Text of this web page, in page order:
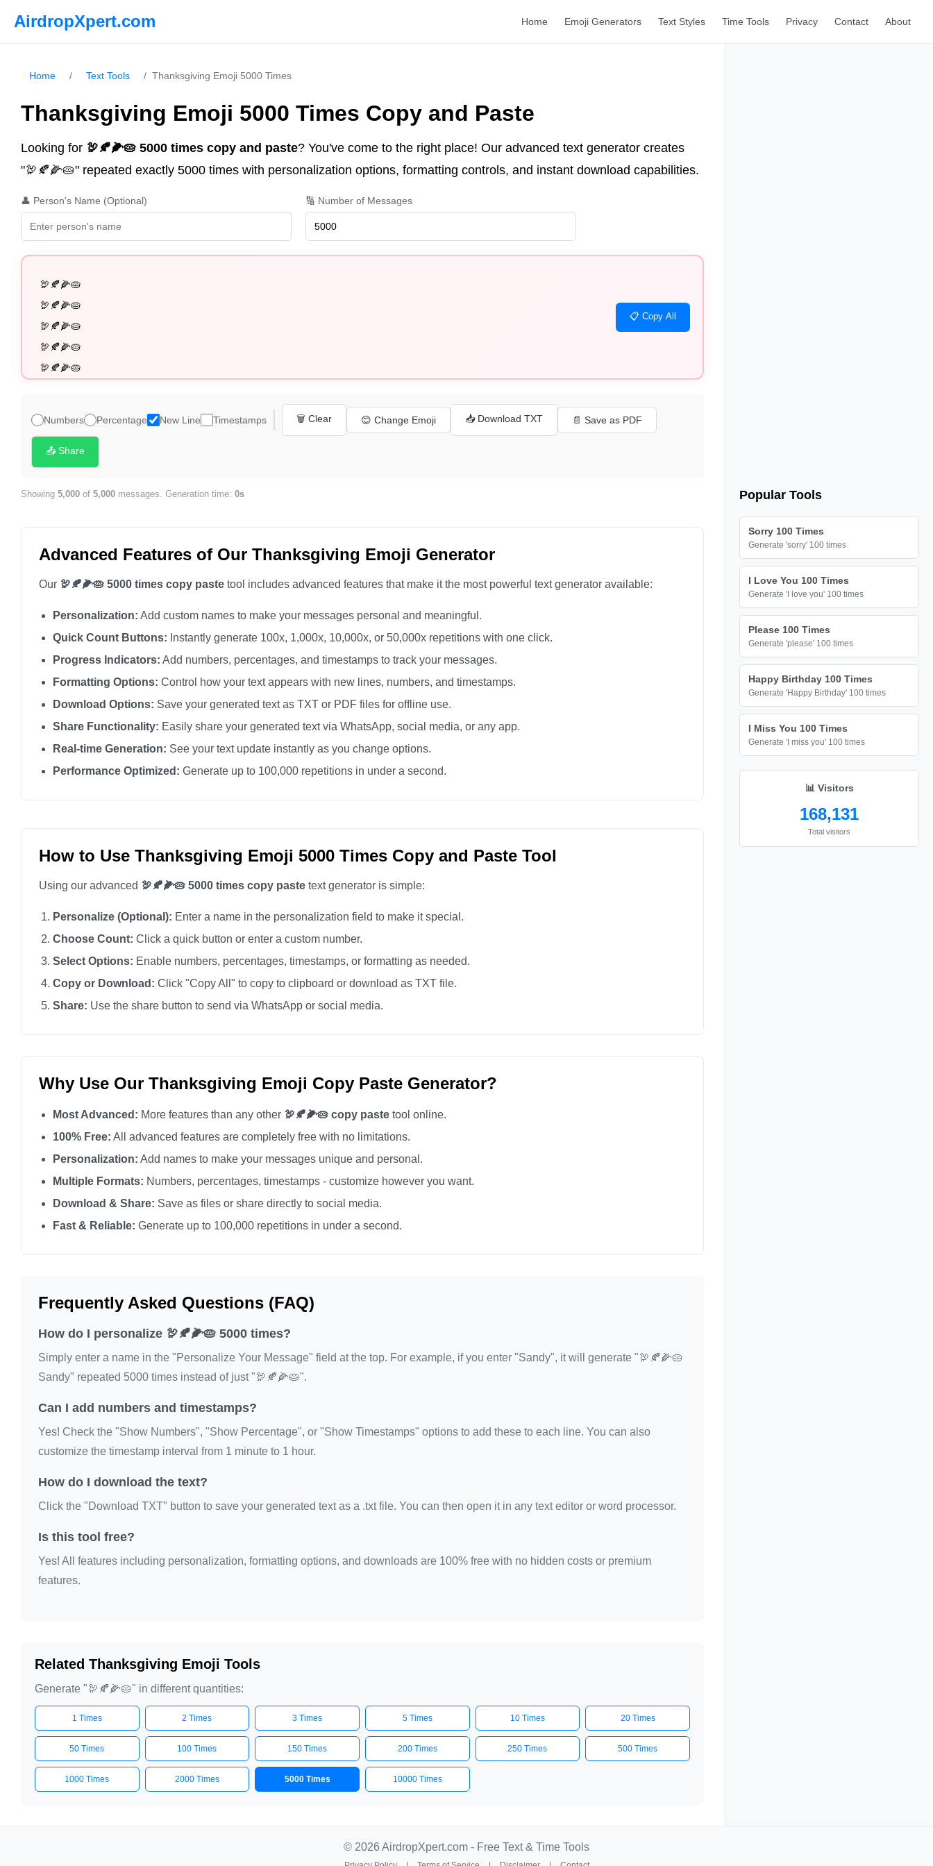
AirdropXpert.com Home Emoji Generators Text Styles Time Tools Privacy Contact About
Home / Text Tools / Thanksgiving Emoji 5000 Times
Thanksgiving Emoji 5000 Times Copy and Paste
Looking for 🦃🍂🌽🥧 5000 times copy and paste? You've come to the right place! Our advanced text generator creates
"🦃🍂🌽🥧" repeated exactly 5000 times with personalization options, formatting controls, and instant download capabilities.
👤 Person's Name (Optional) 🔢 Number of Messages
🦃🍂🌽🥧
🦃🍂🌽🥧
🦃🍂🌽🥧
🦃🍂🌽🥧
🦃🍂🌽🥧
🦃🍂🌽🥧
🦃🍂🌽🥧
🦃🍂🌽🥧
🦃🍂🌽🥧
🦃🍂🌽🥧
🦃🍂🌽🥧
🦃🍂🌽🥧
🦃🍂🌽🥧
🦃🍂🌽🥧
🦃🍂🌽🥧
🦃🍂🌽🥧
🦃🍂🌽🥧
🦃🍂🌽🥧
🦃🍂🌽🥧
🦃🍂🌽🥧
🦃🍂🌽🥧
🦃🍂🌽🥧
🦃🍂🌽🥧
🦃🍂🌽🥧
🦃🍂🌽🥧
🦃🍂🌽🥧
🦃🍂🌽🥧
🦃🍂🌽🥧
🦃🍂🌽🥧
🦃🍂🌽🥧
🦃🍂🌽🥧
🦃🍂🌽🥧
🦃🍂🌽🥧
🦃🍂🌽🥧
🦃🍂🌽🥧
🦃🍂🌽🥧
🦃🍂🌽🥧
🦃🍂🌽🥧
🦃🍂🌽🥧
🦃🍂🌽🥧
🦃🍂🌽🥧
🦃🍂🌽🥧
🦃🍂🌽🥧
🦃🍂🌽🥧
🦃🍂🌽🥧
🦃🍂🌽🥧
🦃🍂🌽🥧
🦃🍂🌽🥧
🦃🍂🌽🥧
🦃🍂🌽🥧
🦃🍂🌽🥧
🦃🍂🌽🥧
🦃🍂🌽🥧
🦃🍂🌽🥧
🦃🍂🌽🥧
🦃🍂🌽🥧
🦃🍂🌽🥧
🦃🍂🌽🥧
🦃🍂🌽🥧
🦃🍂🌽🥧
🦃🍂🌽🥧
🦃🍂🌽🥧
🦃🍂🌽🥧
🦃🍂🌽🥧
🦃🍂🌽🥧
🦃🍂🌽🥧
🦃🍂🌽🥧
🦃🍂🌽🥧
🦃🍂🌽🥧
🦃🍂🌽🥧
🦃🍂🌽🥧
🦃🍂🌽🥧
🦃🍂🌽🥧
🦃🍂🌽🥧
🦃🍂🌽🥧
🦃🍂🌽🥧
🦃🍂🌽🥧
🦃🍂🌽🥧
🦃🍂🌽🥧
🦃🍂🌽🥧
🦃🍂🌽🥧
🦃🍂🌽🥧
🦃🍂🌽🥧
🦃🍂🌽🥧
🦃🍂🌽🥧
🦃🍂🌽🥧
🦃🍂🌽🥧
🦃🍂🌽🥧
🦃🍂🌽🥧
🦃🍂🌽🥧
🦃🍂🌽🥧
🦃🍂🌽🥧
🦃🍂🌽🥧
🦃🍂🌽🥧
🦃🍂🌽🥧
🦃🍂🌽🥧
🦃🍂🌽🥧
🦃🍂🌽🥧
🦃🍂🌽🥧
🦃🍂🌽🥧
🦃🍂🌽🥧
🦃🍂🌽🥧
🦃🍂🌽🥧
🦃🍂🌽🥧
🦃🍂🌽🥧
🦃🍂🌽🥧
🦃🍂🌽🥧
🦃🍂🌽🥧
🦃🍂🌽🥧
🦃🍂🌽🥧
🦃🍂🌽🥧
🦃🍂🌽🥧
🦃🍂🌽🥧
🦃🍂🌽🥧
🦃🍂🌽🥧
🦃🍂🌽🥧
🦃🍂🌽🥧
🦃🍂🌽🥧
🦃🍂🌽🥧
🦃🍂🌽🥧
🦃🍂🌽🥧
🦃🍂🌽🥧
🦃🍂🌽🥧
🦃🍂🌽🥧
🦃🍂🌽🥧
🦃🍂🌽🥧
🦃🍂🌽🥧
🦃🍂🌽🥧
🦃🍂🌽🥧
🦃🍂🌽🥧
🦃🍂🌽🥧
🦃🍂🌽🥧
🦃🍂🌽🥧
🦃🍂🌽🥧
🦃🍂🌽🥧
🦃🍂🌽🥧
🦃🍂🌽🥧
🦃🍂🌽🥧
🦃🍂🌽🥧
🦃🍂🌽🥧
🦃🍂🌽🥧
🦃🍂🌽🥧
🦃🍂🌽🥧
🦃🍂🌽🥧
🦃🍂🌽🥧
🦃🍂🌽🥧
🦃🍂🌽🥧
🦃🍂🌽🥧
🦃🍂🌽🥧
🦃🍂🌽🥧
🦃🍂🌽🥧
🦃🍂🌽🥧
🦃🍂🌽🥧
🦃🍂🌽🥧
🦃🍂🌽🥧
🦃🍂🌽🥧
🦃🍂🌽🥧
🦃🍂🌽🥧
🦃🍂🌽🥧
🦃🍂🌽🥧
🦃🍂🌽🥧
🦃🍂🌽🥧
🦃🍂🌽🥧
🦃🍂🌽🥧
🦃🍂🌽🥧
🦃🍂🌽🥧
🦃🍂🌽🥧
🦃🍂🌽🥧
🦃🍂🌽🥧
🦃🍂🌽🥧
🦃🍂🌽🥧
🦃🍂🌽🥧
🦃🍂🌽🥧
🦃🍂🌽🥧
🦃🍂🌽🥧
🦃🍂🌽🥧
🦃🍂🌽🥧
🦃🍂🌽🥧
🦃🍂🌽🥧
🦃🍂🌽🥧
🦃🍂🌽🥧
🦃🍂🌽🥧
🦃🍂🌽🥧
🦃🍂🌽🥧
🦃🍂🌽🥧
🦃🍂🌽🥧
🦃🍂🌽🥧
🦃🍂🌽🥧
🦃🍂🌽🥧
🦃🍂🌽🥧
🦃🍂🌽🥧
🦃🍂🌽🥧
🦃🍂🌽🥧
🦃🍂🌽🥧
🦃🍂🌽🥧
🦃🍂🌽🥧
🦃🍂🌽🥧
🦃🍂🌽🥧
🦃🍂🌽🥧
🦃🍂🌽🥧
🦃🍂🌽🥧
🦃🍂🌽🥧
🦃🍂🌽🥧
🦃🍂🌽🥧
🦃🍂🌽🥧
🦃🍂🌽🥧
🦃🍂🌽🥧
🦃🍂🌽🥧
🦃🍂🌽🥧
🦃🍂🌽🥧
🦃🍂🌽🥧
🦃🍂🌽🥧
🦃🍂🌽🥧
🦃🍂🌽🥧
🦃🍂🌽🥧
🦃🍂🌽🥧
🦃🍂🌽🥧
🦃🍂🌽🥧
🦃🍂🌽🥧
🦃🍂🌽🥧
🦃🍂🌽🥧
🦃🍂🌽🥧
🦃🍂🌽🥧
🦃🍂🌽🥧
🦃🍂🌽🥧
🦃🍂🌽🥧
🦃🍂🌽🥧
🦃🍂🌽🥧
🦃🍂🌽🥧
🦃🍂🌽🥧
🦃🍂🌽🥧
🦃🍂🌽🥧
🦃🍂🌽🥧
🦃🍂🌽🥧
🦃🍂🌽🥧
🦃🍂🌽🥧
🦃🍂🌽🥧
🦃🍂🌽🥧
🦃🍂🌽🥧
🦃🍂🌽🥧
🦃🍂🌽🥧
🦃🍂🌽🥧
🦃🍂🌽🥧
🦃🍂🌽🥧
🦃🍂🌽🥧
🦃🍂🌽🥧
🦃🍂🌽🥧
🦃🍂🌽🥧
🦃🍂🌽🥧
🦃🍂🌽🥧
🦃🍂🌽🥧
🦃🍂🌽🥧
🦃🍂🌽🥧
🦃🍂🌽🥧
🦃🍂🌽🥧
🦃🍂🌽🥧
🦃🍂🌽🥧
🦃🍂🌽🥧
🦃🍂🌽🥧
🦃🍂🌽🥧
🦃🍂🌽🥧
🦃🍂🌽🥧
🦃🍂🌽🥧
🦃🍂🌽🥧
🦃🍂🌽🥧
🦃🍂🌽🥧
🦃🍂🌽🥧
🦃🍂🌽🥧
🦃🍂🌽🥧
🦃🍂🌽🥧
🦃🍂🌽🥧
🦃🍂🌽🥧
🦃🍂🌽🥧
🦃🍂🌽🥧
🦃🍂🌽🥧
🦃🍂🌽🥧
🦃🍂🌽🥧
🦃🍂🌽🥧
🦃🍂🌽🥧
🦃🍂🌽🥧
🦃🍂🌽🥧
🦃🍂🌽🥧
🦃🍂🌽🥧
🦃🍂🌽🥧
🦃🍂🌽🥧
🦃🍂🌽🥧
🦃🍂🌽🥧
🦃🍂🌽🥧
🦃🍂🌽🥧
🦃🍂🌽🥧
🦃🍂🌽🥧
🦃🍂🌽🥧
🦃🍂🌽🥧
🦃🍂🌽🥧
🦃🍂🌽🥧
🦃🍂🌽🥧
🦃🍂🌽🥧
🦃🍂🌽🥧
🦃🍂🌽🥧
🦃🍂🌽🥧
🦃🍂🌽🥧
🦃🍂🌽🥧
🦃🍂🌽🥧
🦃🍂🌽🥧
🦃🍂🌽🥧
🦃🍂🌽🥧
🦃🍂🌽🥧
🦃🍂🌽🥧
🦃🍂🌽🥧
🦃🍂🌽🥧
🦃🍂🌽🥧
🦃🍂🌽🥧
🦃🍂🌽🥧
🦃🍂🌽🥧
🦃🍂🌽🥧
🦃🍂🌽🥧
🦃🍂🌽🥧
🦃🍂🌽🥧
🦃🍂🌽🥧
🦃🍂🌽🥧
🦃🍂🌽🥧
🦃🍂🌽🥧
🦃🍂🌽🥧
🦃🍂🌽🥧
🦃🍂🌽🥧
🦃🍂🌽🥧
🦃🍂🌽🥧
🦃🍂🌽🥧
🦃🍂🌽🥧
🦃🍂🌽🥧
🦃🍂🌽🥧
🦃🍂🌽🥧
🦃🍂🌽🥧
🦃🍂🌽🥧
🦃🍂🌽🥧
🦃🍂🌽🥧
🦃🍂🌽🥧
🦃🍂🌽🥧
🦃🍂🌽🥧
🦃🍂🌽🥧
🦃🍂🌽🥧
🦃🍂🌽🥧
🦃🍂🌽🥧
🦃🍂🌽🥧
🦃🍂🌽🥧
🦃🍂🌽🥧
🦃🍂🌽🥧
🦃🍂🌽🥧
🦃🍂🌽🥧
🦃🍂🌽🥧
🦃🍂🌽🥧
🦃🍂🌽🥧
🦃🍂🌽🥧
🦃🍂🌽🥧
🦃🍂🌽🥧
🦃🍂🌽🥧
🦃🍂🌽🥧
🦃🍂🌽🥧
🦃🍂🌽🥧
🦃🍂🌽🥧
🦃🍂🌽🥧
🦃🍂🌽🥧
🦃🍂🌽🥧
🦃🍂🌽🥧
🦃🍂🌽🥧
🦃🍂🌽🥧
🦃🍂🌽🥧
🦃🍂🌽🥧
🦃🍂🌽🥧
🦃🍂🌽🥧
🦃🍂🌽🥧
🦃🍂🌽🥧
🦃🍂🌽🥧
🦃🍂🌽🥧
🦃🍂🌽🥧
🦃🍂🌽🥧
🦃🍂🌽🥧
🦃🍂🌽🥧
🦃🍂🌽🥧
🦃🍂🌽🥧
🦃🍂🌽🥧
🦃🍂🌽🥧
🦃🍂🌽🥧
🦃🍂🌽🥧
🦃🍂🌽🥧
🦃🍂🌽🥧
🦃🍂🌽🥧
🦃🍂🌽🥧
🦃🍂🌽🥧
🦃🍂🌽🥧
🦃🍂🌽🥧
🦃🍂🌽🥧
🦃🍂🌽🥧
🦃🍂🌽🥧
🦃🍂🌽🥧
🦃🍂🌽🥧
🦃🍂🌽🥧
🦃🍂🌽🥧
🦃🍂🌽🥧
🦃🍂🌽🥧
🦃🍂🌽🥧
🦃🍂🌽🥧
🦃🍂🌽🥧
🦃🍂🌽🥧
🦃🍂🌽🥧
🦃🍂🌽🥧
🦃🍂🌽🥧
🦃🍂🌽🥧
🦃🍂🌽🥧
🦃🍂🌽🥧
🦃🍂🌽🥧
🦃🍂🌽🥧
🦃🍂🌽🥧
🦃🍂🌽🥧
🦃🍂🌽🥧
🦃🍂🌽🥧
🦃🍂🌽🥧
🦃🍂🌽🥧
🦃🍂🌽🥧
🦃🍂🌽🥧
🦃🍂🌽🥧
🦃🍂🌽🥧
🦃🍂🌽🥧
🦃🍂🌽🥧
🦃🍂🌽🥧
🦃🍂🌽🥧
🦃🍂🌽🥧
🦃🍂🌽🥧
🦃🍂🌽🥧
🦃🍂🌽🥧
🦃🍂🌽🥧
🦃🍂🌽🥧
🦃🍂🌽🥧
🦃🍂🌽🥧
🦃🍂🌽🥧
🦃🍂🌽🥧
🦃🍂🌽🥧
🦃🍂🌽🥧
🦃🍂🌽🥧
🦃🍂🌽🥧
🦃🍂🌽🥧
🦃🍂🌽🥧
🦃🍂🌽🥧
🦃🍂🌽🥧
🦃🍂🌽🥧
🦃🍂🌽🥧
🦃🍂🌽🥧
🦃🍂🌽🥧
🦃🍂🌽🥧
🦃🍂🌽🥧
🦃🍂🌽🥧
🦃🍂🌽🥧
🦃🍂🌽🥧
🦃🍂🌽🥧
🦃🍂🌽🥧
🦃🍂🌽🥧
🦃🍂🌽🥧
🦃🍂🌽🥧
🦃🍂🌽🥧
🦃🍂🌽🥧
🦃🍂🌽🥧
🦃🍂🌽🥧
🦃🍂🌽🥧
🦃🍂🌽🥧
🦃🍂🌽🥧
🦃🍂🌽🥧
🦃🍂🌽🥧
🦃🍂🌽🥧
🦃🍂🌽🥧
🦃🍂🌽🥧
🦃🍂🌽🥧
🦃🍂🌽🥧
🦃🍂🌽🥧
🦃🍂🌽🥧
🦃🍂🌽🥧
🦃🍂🌽🥧
🦃🍂🌽🥧
🦃🍂🌽🥧
🦃🍂🌽🥧
🦃🍂🌽🥧
🦃🍂🌽🥧
🦃🍂🌽🥧
🦃🍂🌽🥧
🦃🍂🌽🥧
🦃🍂🌽🥧
🦃🍂🌽🥧
🦃🍂🌽🥧
🦃🍂🌽🥧
🦃🍂🌽🥧
🦃🍂🌽🥧
🦃🍂🌽🥧
🦃🍂🌽🥧
🦃🍂🌽🥧
🦃🍂🌽🥧
🦃🍂🌽🥧
🦃🍂🌽🥧
🦃🍂🌽🥧
🦃🍂🌽🥧
🦃🍂🌽🥧
🦃🍂🌽🥧
🦃🍂🌽🥧
🦃🍂🌽🥧
🦃🍂🌽🥧
🦃🍂🌽🥧
🦃🍂🌽🥧
🦃🍂🌽🥧
🦃🍂🌽🥧
🦃🍂🌽🥧
🦃🍂🌽🥧
🦃🍂🌽🥧
🦃🍂🌽🥧
🦃🍂🌽🥧
🦃🍂🌽🥧
🦃🍂🌽🥧
🦃🍂🌽🥧
🦃🍂🌽🥧
🦃🍂🌽🥧
🦃🍂🌽🥧
🦃🍂🌽🥧
🦃🍂🌽🥧
🦃🍂🌽🥧
🦃🍂🌽🥧
🦃🍂🌽🥧
🦃🍂🌽🥧
🦃🍂🌽🥧
🦃🍂🌽🥧
🦃🍂🌽🥧
🦃🍂🌽🥧
🦃🍂🌽🥧
🦃🍂🌽🥧
🦃🍂🌽🥧
🦃🍂🌽🥧
🦃🍂🌽🥧
🦃🍂🌽🥧
🦃🍂🌽🥧
🦃🍂🌽🥧
🦃🍂🌽🥧
🦃🍂🌽🥧
🦃🍂🌽🥧
🦃🍂🌽🥧
🦃🍂🌽🥧
🦃🍂🌽🥧
🦃🍂🌽🥧
🦃🍂🌽🥧
🦃🍂🌽🥧
🦃🍂🌽🥧
🦃🍂🌽🥧
🦃🍂🌽🥧
🦃🍂🌽🥧
🦃🍂🌽🥧
🦃🍂🌽🥧
🦃🍂🌽🥧
🦃🍂🌽🥧
🦃🍂🌽🥧
🦃🍂🌽🥧
🦃🍂🌽🥧
🦃🍂🌽🥧
🦃🍂🌽🥧
🦃🍂🌽🥧
🦃🍂🌽🥧
🦃🍂🌽🥧
🦃🍂🌽🥧
🦃🍂🌽🥧
🦃🍂🌽🥧
🦃🍂🌽🥧
🦃🍂🌽🥧
🦃🍂🌽🥧
🦃🍂🌽🥧
🦃🍂🌽🥧
🦃🍂🌽🥧
🦃🍂🌽🥧
🦃🍂🌽🥧
🦃🍂🌽🥧
🦃🍂🌽🥧
🦃🍂🌽🥧
🦃🍂🌽🥧
🦃🍂🌽🥧
🦃🍂🌽🥧
🦃🍂🌽🥧
🦃🍂🌽🥧
🦃🍂🌽🥧
🦃🍂🌽🥧
🦃🍂🌽🥧
🦃🍂🌽🥧
🦃🍂🌽🥧
🦃🍂🌽🥧
🦃🍂🌽🥧
🦃🍂🌽🥧
🦃🍂🌽🥧
🦃🍂🌽🥧
🦃🍂🌽🥧
🦃🍂🌽🥧
🦃🍂🌽🥧
🦃🍂🌽🥧
🦃🍂🌽🥧
🦃🍂🌽🥧
🦃🍂🌽🥧
🦃🍂🌽🥧
🦃🍂🌽🥧
🦃🍂🌽🥧
🦃🍂🌽🥧
🦃🍂🌽🥧
🦃🍂🌽🥧
🦃🍂🌽🥧
🦃🍂🌽🥧
🦃🍂🌽🥧
🦃🍂🌽🥧
🦃🍂🌽🥧
🦃🍂🌽🥧
🦃🍂🌽🥧
🦃🍂🌽🥧
🦃🍂🌽🥧
🦃🍂🌽🥧
🦃🍂🌽🥧
🦃🍂🌽🥧
🦃🍂🌽🥧
🦃🍂🌽🥧
🦃🍂🌽🥧
🦃🍂🌽🥧
🦃🍂🌽🥧
🦃🍂🌽🥧
🦃🍂🌽🥧
🦃🍂🌽🥧
🦃🍂🌽🥧
🦃🍂🌽🥧
🦃🍂🌽🥧
🦃🍂🌽🥧
🦃🍂🌽🥧
🦃🍂🌽🥧
🦃🍂🌽🥧
🦃🍂🌽🥧
🦃🍂🌽🥧
🦃🍂🌽🥧
🦃🍂🌽🥧
🦃🍂🌽🥧
🦃🍂🌽🥧
🦃🍂🌽🥧
🦃🍂🌽🥧
🦃🍂🌽🥧
🦃🍂🌽🥧
🦃🍂🌽🥧
🦃🍂🌽🥧
🦃🍂🌽🥧
🦃🍂🌽🥧
🦃🍂🌽🥧
🦃🍂🌽🥧
🦃🍂🌽🥧
🦃🍂🌽🥧
🦃🍂🌽🥧
🦃🍂🌽🥧
🦃🍂🌽🥧
🦃🍂🌽🥧
🦃🍂🌽🥧
🦃🍂🌽🥧
🦃🍂🌽🥧
🦃🍂🌽🥧
🦃🍂🌽🥧
🦃🍂🌽🥧
🦃🍂🌽🥧
🦃🍂🌽🥧
🦃🍂🌽🥧
🦃🍂🌽🥧
🦃🍂🌽🥧
🦃🍂🌽🥧
🦃🍂🌽🥧
🦃🍂🌽🥧
🦃🍂🌽🥧
🦃🍂🌽🥧
🦃🍂🌽🥧
🦃🍂🌽🥧
🦃🍂🌽🥧
🦃🍂🌽🥧
🦃🍂🌽🥧
🦃🍂🌽🥧
🦃🍂🌽🥧
🦃🍂🌽🥧
🦃🍂🌽🥧
🦃🍂🌽🥧
🦃🍂🌽🥧
🦃🍂🌽🥧
🦃🍂🌽🥧
🦃🍂🌽🥧
🦃🍂🌽🥧
🦃🍂🌽🥧
🦃🍂🌽🥧
🦃🍂🌽🥧
🦃🍂🌽🥧
🦃🍂🌽🥧
🦃🍂🌽🥧
🦃🍂🌽🥧
🦃🍂🌽🥧
🦃🍂🌽🥧
🦃🍂🌽🥧
🦃🍂🌽🥧
🦃🍂🌽🥧
🦃🍂🌽🥧
🦃🍂🌽🥧
🦃🍂🌽🥧
🦃🍂🌽🥧
🦃🍂🌽🥧
🦃🍂🌽🥧
🦃🍂🌽🥧
🦃🍂🌽🥧
🦃🍂🌽🥧
🦃🍂🌽🥧
🦃🍂🌽🥧
🦃🍂🌽🥧
🦃🍂🌽🥧
🦃🍂🌽🥧
🦃🍂🌽🥧
🦃🍂🌽🥧
🦃🍂🌽🥧
🦃🍂🌽🥧
🦃🍂🌽🥧
🦃🍂🌽🥧
🦃🍂🌽🥧
🦃🍂🌽🥧
🦃🍂🌽🥧
🦃🍂🌽🥧
🦃🍂🌽🥧
🦃🍂🌽🥧
🦃🍂🌽🥧
🦃🍂🌽🥧
🦃🍂🌽🥧
🦃🍂🌽🥧
🦃🍂🌽🥧
🦃🍂🌽🥧
🦃🍂🌽🥧
🦃🍂🌽🥧
🦃🍂🌽🥧
🦃🍂🌽🥧
🦃🍂🌽🥧
🦃🍂🌽🥧
🦃🍂🌽🥧
🦃🍂🌽🥧
🦃🍂🌽🥧
🦃🍂🌽🥧
🦃🍂🌽🥧
🦃🍂🌽🥧
🦃🍂🌽🥧
🦃🍂🌽🥧
🦃🍂🌽🥧
🦃🍂🌽🥧
🦃🍂🌽🥧
🦃🍂🌽🥧
🦃🍂🌽🥧
🦃🍂🌽🥧
🦃🍂🌽🥧
🦃🍂🌽🥧
🦃🍂🌽🥧
🦃🍂🌽🥧
🦃🍂🌽🥧
🦃🍂🌽🥧
🦃🍂🌽🥧
🦃🍂🌽🥧
🦃🍂🌽🥧
🦃🍂🌽🥧
🦃🍂🌽🥧
🦃🍂🌽🥧
🦃🍂🌽🥧
🦃🍂🌽🥧
🦃🍂🌽🥧
🦃🍂🌽🥧
🦃🍂🌽🥧
🦃🍂🌽🥧
🦃🍂🌽🥧
🦃🍂🌽🥧
🦃🍂🌽🥧
🦃🍂🌽🥧
🦃🍂🌽🥧
🦃🍂🌽🥧
🦃🍂🌽🥧
🦃🍂🌽🥧
🦃🍂🌽🥧
🦃🍂🌽🥧
🦃🍂🌽🥧
🦃🍂🌽🥧
🦃🍂🌽🥧
🦃🍂🌽🥧
🦃🍂🌽🥧
🦃🍂🌽🥧
🦃🍂🌽🥧
🦃🍂🌽🥧
🦃🍂🌽🥧
🦃🍂🌽🥧
🦃🍂🌽🥧
🦃🍂🌽🥧
🦃🍂🌽🥧
🦃🍂🌽🥧
🦃🍂🌽🥧
🦃🍂🌽🥧
🦃🍂🌽🥧
🦃🍂🌽🥧
🦃🍂🌽🥧
🦃🍂🌽🥧
🦃🍂🌽🥧
🦃🍂🌽🥧
🦃🍂🌽🥧
🦃🍂🌽🥧
🦃🍂🌽🥧
🦃🍂🌽🥧
🦃🍂🌽🥧
🦃🍂🌽🥧
🦃🍂🌽🥧
🦃🍂🌽🥧
🦃🍂🌽🥧
🦃🍂🌽🥧
🦃🍂🌽🥧
🦃🍂🌽🥧
🦃🍂🌽🥧
🦃🍂🌽🥧
🦃🍂🌽🥧
🦃🍂🌽🥧
🦃🍂🌽🥧
🦃🍂🌽🥧
🦃🍂🌽🥧
🦃🍂🌽🥧
🦃🍂🌽🥧
🦃🍂🌽🥧
🦃🍂🌽🥧
🦃🍂🌽🥧
🦃🍂🌽🥧
🦃🍂🌽🥧
🦃🍂🌽🥧
🦃🍂🌽🥧
🦃🍂🌽🥧
🦃🍂🌽🥧
🦃🍂🌽🥧
🦃🍂🌽🥧
🦃🍂🌽🥧
🦃🍂🌽🥧
🦃🍂🌽🥧
🦃🍂🌽🥧
🦃🍂🌽🥧
🦃🍂🌽🥧
🦃🍂🌽🥧
🦃🍂🌽🥧
🦃🍂🌽🥧
🦃🍂🌽🥧
🦃🍂🌽🥧
🦃🍂🌽🥧
🦃🍂🌽🥧
🦃🍂🌽🥧
🦃🍂🌽🥧
🦃🍂🌽🥧
🦃🍂🌽🥧
🦃🍂🌽🥧
🦃🍂🌽🥧
🦃🍂🌽🥧
🦃🍂🌽🥧
🦃🍂🌽🥧
🦃🍂🌽🥧
🦃🍂🌽🥧
🦃🍂🌽🥧
🦃🍂🌽🥧
🦃🍂🌽🥧
🦃🍂🌽🥧
🦃🍂🌽🥧
🦃🍂🌽🥧
🦃🍂🌽🥧
🦃🍂🌽🥧
🦃🍂🌽🥧
🦃🍂🌽🥧
🦃🍂🌽🥧
🦃🍂🌽🥧
🦃🍂🌽🥧
🦃🍂🌽🥧
🦃🍂🌽🥧
🦃🍂🌽🥧
🦃🍂🌽🥧
🦃🍂🌽🥧
🦃🍂🌽🥧
🦃🍂🌽🥧
🦃🍂🌽🥧
🦃🍂🌽🥧
🦃🍂🌽🥧
🦃🍂🌽🥧
🦃🍂🌽🥧
🦃🍂🌽🥧
🦃🍂🌽🥧
🦃🍂🌽🥧
🦃🍂🌽🥧
🦃🍂🌽🥧
🦃🍂🌽🥧
🦃🍂🌽🥧
🦃🍂🌽🥧
🦃🍂🌽🥧
🦃🍂🌽🥧
🦃🍂🌽🥧
🦃🍂🌽🥧
🦃🍂🌽🥧
🦃🍂🌽🥧
🦃🍂🌽🥧
🦃🍂🌽🥧
🦃🍂🌽🥧
🦃🍂🌽🥧
🦃🍂🌽🥧
🦃🍂🌽🥧
🦃🍂🌽🥧
🦃🍂🌽🥧
🦃🍂🌽🥧
🦃🍂🌽🥧
🦃🍂🌽🥧
🦃🍂🌽🥧
🦃🍂🌽🥧
🦃🍂🌽🥧
🦃🍂🌽🥧
🦃🍂🌽🥧
🦃🍂🌽🥧
🦃🍂🌽🥧
🦃🍂🌽🥧
🦃🍂🌽🥧
🦃🍂🌽🥧
🦃🍂🌽🥧
🦃🍂🌽🥧
🦃🍂🌽🥧
🦃🍂🌽🥧
🦃🍂🌽🥧
🦃🍂🌽🥧
🦃🍂🌽🥧
🦃🍂🌽🥧
🦃🍂🌽🥧
🦃🍂🌽🥧
🦃🍂🌽🥧
🦃🍂🌽🥧
🦃🍂🌽🥧
🦃🍂🌽🥧
🦃🍂🌽🥧
🦃🍂🌽🥧
🦃🍂🌽🥧
🦃🍂🌽🥧
🦃🍂🌽🥧
🦃🍂🌽🥧
🦃🍂🌽🥧
🦃🍂🌽🥧
🦃🍂🌽🥧
🦃🍂🌽🥧
🦃🍂🌽🥧
🦃🍂🌽🥧
🦃🍂🌽🥧
🦃🍂🌽🥧
🦃🍂🌽🥧
🦃🍂🌽🥧
🦃🍂🌽🥧
🦃🍂🌽🥧
🦃🍂🌽🥧
🦃🍂🌽🥧
🦃🍂🌽🥧
🦃🍂🌽🥧
🦃🍂🌽🥧
🦃🍂🌽🥧
🦃🍂🌽🥧
🦃🍂🌽🥧
🦃🍂🌽🥧
🦃🍂🌽🥧
🦃🍂🌽🥧
🦃🍂🌽🥧
🦃🍂🌽🥧
🦃🍂🌽🥧
🦃🍂🌽🥧
🦃🍂🌽🥧
🦃🍂🌽🥧
🦃🍂🌽🥧
🦃🍂🌽🥧
🦃🍂🌽🥧
🦃🍂🌽🥧
🦃🍂🌽🥧
🦃🍂🌽🥧
🦃🍂🌽🥧
🦃🍂🌽🥧
🦃🍂🌽🥧
🦃🍂🌽🥧
🦃🍂🌽🥧
🦃🍂🌽🥧
🦃🍂🌽🥧
🦃🍂🌽🥧
🦃🍂🌽🥧
🦃🍂🌽🥧
🦃🍂🌽🥧
🦃🍂🌽🥧
🦃🍂🌽🥧
🦃🍂🌽🥧
🦃🍂🌽🥧
🦃🍂🌽🥧
🦃🍂🌽🥧
🦃🍂🌽🥧
🦃🍂🌽🥧
🦃🍂🌽🥧
🦃🍂🌽🥧
🦃🍂🌽🥧
🦃🍂🌽🥧
🦃🍂🌽🥧
🦃🍂🌽🥧
🦃🍂🌽🥧
🦃🍂🌽🥧
🦃🍂🌽🥧
🦃🍂🌽🥧
🦃🍂🌽🥧
🦃🍂🌽🥧
🦃🍂🌽🥧
🦃🍂🌽🥧
🦃🍂🌽🥧
🦃🍂🌽🥧
🦃🍂🌽🥧
🦃🍂🌽🥧
🦃🍂🌽🥧
🦃🍂🌽🥧
🦃🍂🌽🥧
🦃🍂🌽🥧
🦃🍂🌽🥧
🦃🍂🌽🥧
🦃🍂🌽🥧
🦃🍂🌽🥧
🦃🍂🌽🥧
🦃🍂🌽🥧
🦃🍂🌽🥧
🦃🍂🌽🥧
🦃🍂🌽🥧
🦃🍂🌽🥧
🦃🍂🌽🥧
🦃🍂🌽🥧
🦃🍂🌽🥧
🦃🍂🌽🥧
🦃🍂🌽🥧
🦃🍂🌽🥧
🦃🍂🌽🥧
🦃🍂🌽🥧
🦃🍂🌽🥧
🦃🍂🌽🥧
🦃🍂🌽🥧
🦃🍂🌽🥧
🦃🍂🌽🥧
🦃🍂🌽🥧
🦃🍂🌽🥧
🦃🍂🌽🥧
🦃🍂🌽🥧
🦃🍂🌽🥧
🦃🍂🌽🥧
🦃🍂🌽🥧
🦃🍂🌽🥧
🦃🍂🌽🥧
🦃🍂🌽🥧
🦃🍂🌽🥧
🦃🍂🌽🥧
🦃🍂🌽🥧
🦃🍂🌽🥧
🦃🍂🌽🥧
🦃🍂🌽🥧
🦃🍂🌽🥧
🦃🍂🌽🥧
🦃🍂🌽🥧
🦃🍂🌽🥧
🦃🍂🌽🥧
🦃🍂🌽🥧
🦃🍂🌽🥧
🦃🍂🌽🥧
🦃🍂🌽🥧
🦃🍂🌽🥧
🦃🍂🌽🥧
🦃🍂🌽🥧
🦃🍂🌽🥧
🦃🍂🌽🥧
🦃🍂🌽🥧
🦃🍂🌽🥧
🦃🍂🌽🥧
🦃🍂🌽🥧
🦃🍂🌽🥧
🦃🍂🌽🥧
🦃🍂🌽🥧
🦃🍂🌽🥧
🦃🍂🌽🥧
🦃🍂🌽🥧
🦃🍂🌽🥧
🦃🍂🌽🥧
🦃🍂🌽🥧
🦃🍂🌽🥧
🦃🍂🌽🥧
🦃🍂🌽🥧
🦃🍂🌽🥧
🦃🍂🌽🥧
🦃🍂🌽🥧
🦃🍂🌽🥧
🦃🍂🌽🥧
🦃🍂🌽🥧
🦃🍂🌽🥧
🦃🍂🌽🥧
🦃🍂🌽🥧
🦃🍂🌽🥧
🦃🍂🌽🥧
🦃🍂🌽🥧
🦃🍂🌽🥧
🦃🍂🌽🥧
🦃🍂🌽🥧
🦃🍂🌽🥧
🦃🍂🌽🥧
🦃🍂🌽🥧
🦃🍂🌽🥧
🦃🍂🌽🥧
🦃🍂🌽🥧
🦃🍂🌽🥧
🦃🍂🌽🥧
🦃🍂🌽🥧
🦃🍂🌽🥧
🦃🍂🌽🥧
🦃🍂🌽🥧
🦃🍂🌽🥧
🦃🍂🌽🥧
🦃🍂🌽🥧
🦃🍂🌽🥧
🦃🍂🌽🥧
🦃🍂🌽🥧

📋 Copy All
Numbers Percentage New Line Timestamps 🗑️ Clear 😊 Change Emoji 📥 Download TXT 📄 Save as PDF
📤 Share
Showing 5,000 of 5,000 messages. Generation time: 0s
Advanced Features of Our Thanksgiving Emoji Generator
Our 🦃🍂🌽🥧 5000 times copy paste tool includes advanced features that make it the most powerful text generator available:
Personalization: Add custom names to make your messages personal and meaningful.
Quick Count Buttons: Instantly generate 100x, 1,000x, 10,000x, or 50,000x repetitions with one click.
Progress Indicators: Add numbers, percentages, and timestamps to track your messages.
Formatting Options: Control how your text appears with new lines, numbers, and timestamps.
Download Options: Save your generated text as TXT or PDF files for offline use.
Share Functionality: Easily share your generated text via WhatsApp, social media, or any app.
Real-time Generation: See your text update instantly as you change options.
Performance Optimized: Generate up to 100,000 repetitions in under a second.
How to Use Thanksgiving Emoji 5000 Times Copy and Paste Tool
Using our advanced 🦃🍂🌽🥧 5000 times copy paste text generator is simple:
Personalize (Optional): Enter a name in the personalization field to make it special.
Choose Count: Click a quick button or enter a custom number.
Select Options: Enable numbers, percentages, timestamps, or formatting as needed.
Copy or Download: Click "Copy All" to copy to clipboard or download as TXT file.
Share: Use the share button to send via WhatsApp or social media.
Why Use Our Thanksgiving Emoji Copy Paste Generator?
Most Advanced: More features than any other 🦃🍂🌽🥧 copy paste tool online.
100% Free: All advanced features are completely free with no limitations.
Personalization: Add names to make your messages unique and personal.
Multiple Formats: Numbers, percentages, timestamps - customize however you want.
Download & Share: Save as files or share directly to social media.
Fast & Reliable: Generate up to 100,000 repetitions in under a second.
Frequently Asked Questions (FAQ)
How do I personalize 🦃🍂🌽🥧 5000 times?
Simply enter a name in the "Personalize Your Message" field at the top. For example, if you enter "Sandy", it will generate "🦃🍂🌽🥧
Sandy" repeated 5000 times instead of just "🦃🍂🌽🥧".
Can I add numbers and timestamps?
Yes! Check the "Show Numbers", "Show Percentage", or "Show Timestamps" options to add these to each line. You can also
customize the timestamp interval from 1 minute to 1 hour.
How do I download the text?
Click the "Download TXT" button to save your generated text as a .txt file. You can then open it in any text editor or word processor.
Is this tool free?
Yes! All features including personalization, formatting options, and downloads are 100% free with no hidden costs or premium
features.
Related Thanksgiving Emoji Tools
Generate "🦃🍂🌽🥧" in different quantities:
1 Times 2 Times 3 Times 5 Times 10 Times 20 Times
50 Times 100 Times 150 Times 200 Times 250 Times 500 Times
1000 Times 2000 Times 5000 Times 10000 Times
Popular Tools
Sorry 100 Times
Generate 'sorry' 100 times
I Love You 100 Times
Generate 'I love you' 100 times
Please 100 Times
Generate 'please' 100 times
Happy Birthday 100 Times
Generate 'Happy Birthday' 100 times
I Miss You 100 Times
Generate 'I miss you' 100 times
📊 Visitors
168,131
Total visitors
© 2026 AirdropXpert.com - Free Text & Time Tools